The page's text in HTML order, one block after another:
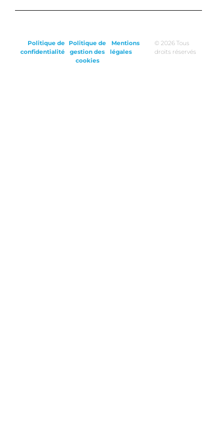
Politique de
confidentialité
Politique de
gestion des
cookies
Mentions
légales
© 2026 Tous
droits réservés